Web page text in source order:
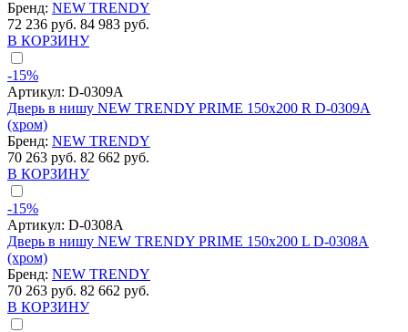
Бренд: NEW TRENDY
72 236 руб. 84 983 руб.
В КОРЗИНУ
-15%
Артикул: D-0309A
Дверь в нишу NEW TRENDY PRIME 150x200 R D-0309A
(хром)
Бренд: NEW TRENDY
70 263 руб. 82 662 руб.
В КОРЗИНУ
-15%
Артикул: D-0308A
Дверь в нишу NEW TRENDY PRIME 150x200 L D-0308A
(хром)
Бренд: NEW TRENDY
70 263 руб. 82 662 руб.
В КОРЗИНУ